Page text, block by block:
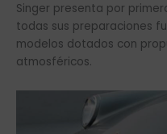
Singer presenta por
todas sus preparaciones
modelos dotados con
atmosféricos.